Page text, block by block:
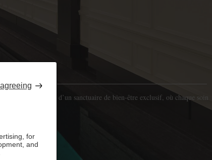
for
and
ouvre les portes d’un sanctuaire de bien-être exclusif, où chaque soin